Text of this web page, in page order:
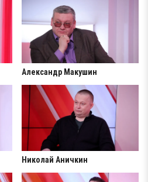
Александр Макушин
Николай Аничкин